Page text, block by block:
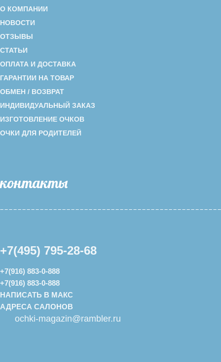
О КОМПАНИИ
НОВОСТИ
ОТЗЫВЫ
СТАТЬИ
ОПЛАТА И ДОСТАВКА
ГАРАНТИИ НА ТОВАР
ОБМЕН / ВОЗВРАТ
ИНДИВИДУАЛЬНЫЙ ЗАКАЗ
ИЗГОТОВЛЕНИЕ ОЧКОВ
ОЧКИ ДЛЯ РОДИТЕЛЕЙ
контакты
+7(495) 795-28-68
+7(916) 883-0-888
+7(916) 883-0-888
НАПИСАТЬ В МАКС
АДРЕСА САЛОНОВ
ochki-magazin@rambler.ru